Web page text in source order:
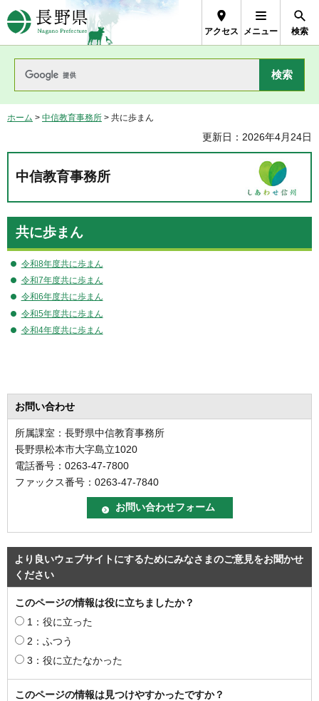
長野県Nagano Prefecture
アクセス メニュー 検索
ホーム > 中信教育事務所 > 共に歩まん
更新日：2026年4月24日
中信教育事務所
共に歩まん
令和8年度共に歩まん
令和7年度共に歩まん
令和6年度共に歩まん
令和5年度共に歩まん
令和4年度共に歩まん
お問い合わせ
所属課室：長野県中信教育事務所
長野県松本市大字島立1020
電話番号：0263-47-7800
ファックス番号：0263-47-7840
より良いウェブサイトにするためにみなさまのご意見をお聞かせ
ください
このページの情報は役に立ちましたか？
1：役に立った
2：ふつう
3：役に立たなかった
このページの情報は見つけやすかったですか？